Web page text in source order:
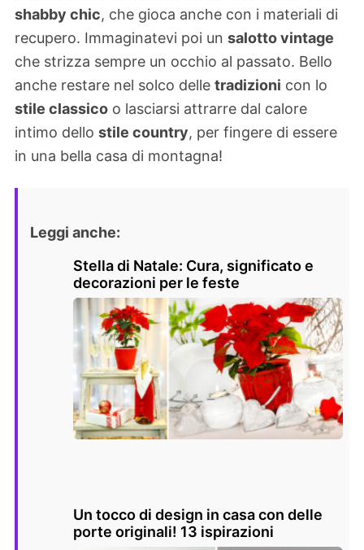
shabby chic, che gioca anche con i materiali di
recupero. Immaginatevi poi un salotto vintage
che strizza sempre un occhio al passato. Bello
anche restare nel solco delle tradizioni con lo
stile classico o lasciarsi attrarre dal calore
intimo dello stile country, per fingere di essere
in una bella casa di montagna!
Leggi anche:
Stella di Natale: Cura, significato e
decorazioni per le feste
Un tocco di design in casa con delle
porte originali! 13 ispirazioni